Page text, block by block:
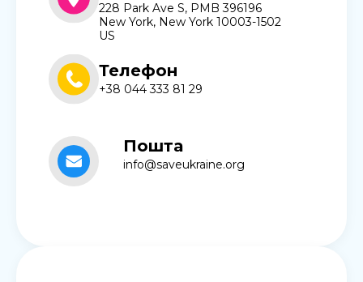
228 Park Ave S, PMB 396196
New York, New York 10003-1502
US
Телефон
+38 044 333 81 29
Пошта
info@saveukraine.org